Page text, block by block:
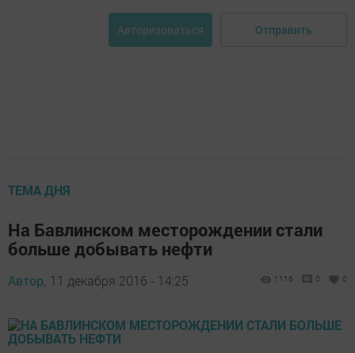
Авторизоваться Отправить
ТЕМА ДНЯ
На Бавлинском месторождении стали
больше добывать нефти
Автор, 11 декабря 2016 - 14:25 1116 0 0